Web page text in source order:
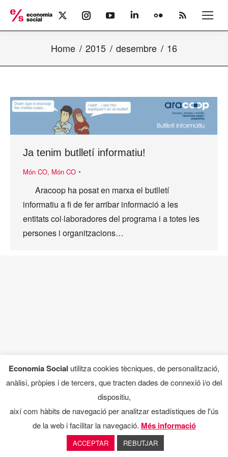
X
page
in
window
Instagram
page
in
window
YouTube
page
in
window
Linkedin
page
in
window
Flickr
page
in
window
Rss
page
window
Home 2015 desembre 16
Ja tenim butlletí informatiu!
Món CO, Món CO
Aracoop ha posat en marxa el butlletí
informatiu a fi de fer arribar informació a les
entitats col·laboradores del programa i a totes les
persones i organitzacions…
Economia Social utilitza cookies tècniques, de personalització,
anàlisi, pròpies i de tercers, que tracten dades de connexió i/o del
dispositiu,
així com hàbits de navegació per analitzar estadístiques de l'ús
de la web i facilitar la navegació. Més informació
ACCEPTAR REBUTJAR